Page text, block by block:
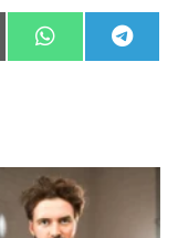
Compartir
en
W
h
p
en
T
e
m